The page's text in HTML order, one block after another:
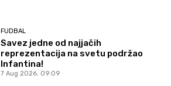
FUDBAL
Savez jedne od najjačih
reprezentacija na svetu podržao
Infantina!
7 Aug 2026. 09:09